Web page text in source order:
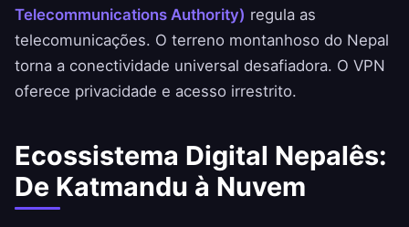
Telecommunications Authority) regula as
telecomunicações. O terreno montanhoso do Nepal
torna a conectividade universal desafiadora. O VPN
oferece privacidade e acesso irrestrito.
Ecossistema Digital Nepalês:
De Katmandu à Nuvem